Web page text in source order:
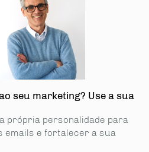
seu marketing? Use a sua
própria personalidade para
emails e fortalecer a sua